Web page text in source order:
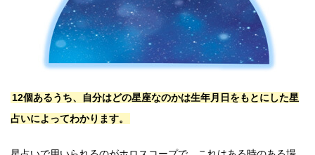
12個あるうち、自分はどの星座なのかは生年月日をもとにした星
占いによってわかります。